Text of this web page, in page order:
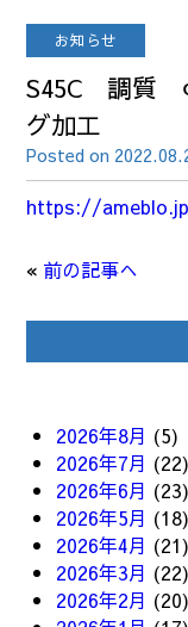
お知らせ
S45C 調質
グ加工
Posted on
https://
« 前の記事へ
2026年8月 (5)
2026年7月 (22)
2026年6月 (23)
2026年5月 (18)
2026年4月 (21)
2026年3月 (22)
2026年2月 (20)